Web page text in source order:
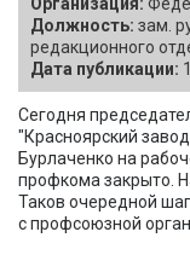
Должность: зам.
редакционного
Дата публикации:
Сегодня
"Красноярский
Бурлаченко на
профкома закрыто.
Таков очередной
с профсоюзной